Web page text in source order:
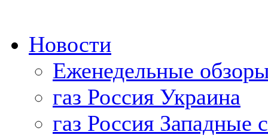
Новости
Еженедельные
газ Россия Украина
газ Россия Западные